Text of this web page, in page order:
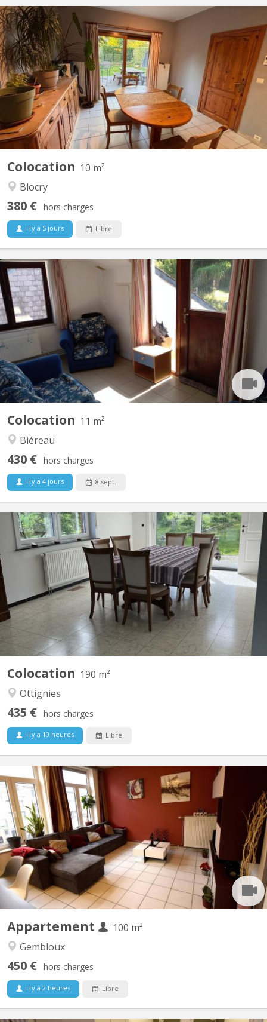
Colocation 10 m²
Blocry
380 € hors charges
il y a 5 jours Libre
Chambre dispo dans une coloc à Louvain-la-Neuve Salut ! Une
place se libère dans une superbe colocation à Louvain-la-Neuve
à partir du 1er août. La colocation est composée de : Violette – la
trentaine, j'aime le sport, j’adore cuisiner et me plonger dans un
bon livre. Plutôt calme au...
Colocation 11 m²
Biéreau
430 € hors charges
il y a 4 jours 8 sept.
KV 1617
Vidéo disponible ici ! Agréable maison communautaire de 6
étudiant(e)s, située à Vieusart, juste en périphérie de Louvain-la-
Neuve Domiciliation possible. Non-fumeur. Wifi gratuit. Quartier
vert et calme : 32 rue de Mèves, 1325 Corroy-le-Grand. A
partager : cuisine équipée (4 taques...
Colocation 190 m²
Ottignies
435 € hors charges
il y a 10 heures Libre
KV 2122
190 m² lumineux et entièrement équipés Grand jardin plein sud +
belle terrasse Complètement meublé et équipé Quartier calme à
proximité de Louvain la Neuve Places de parking devant la
maison 2 Chambres disponibles 18m² Chaque chambre est
meublée, lumineuse et comprend : Lit double, bureau,...
Appartement
100 m²
Gembloux
450 € hors charges
il y a 2 heures Libre
KV 1926
Belle Coloc en plein centre, au calme, non loin de la gare, près
des commerces et à une minute de la faculté d'agronomie vous
bénéficierez d'un lit double et un bureau dans une chambre avec
vue sur jardin. Salle de bain spacieuse. Cuisine ouverte donnant
sur le séjour. Touts deux moderne et très...